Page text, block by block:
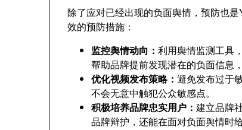
除了应对已经出现的负面舆情，预防也
效的预防措施：
监控舆情动向： 利用舆情监测工具
帮助品牌提前发现潜在的负面信息
优化视频发布策略： 避免发布过于
不会无意中触犯公众敏感点。
积极培养品牌忠实用户： 建立品牌
品牌辩护，还能在面对负面舆情时给